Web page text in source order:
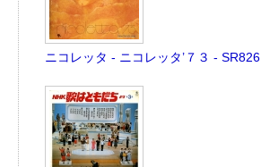
ニコレッタ - ニコレッタ’７３ - SR826